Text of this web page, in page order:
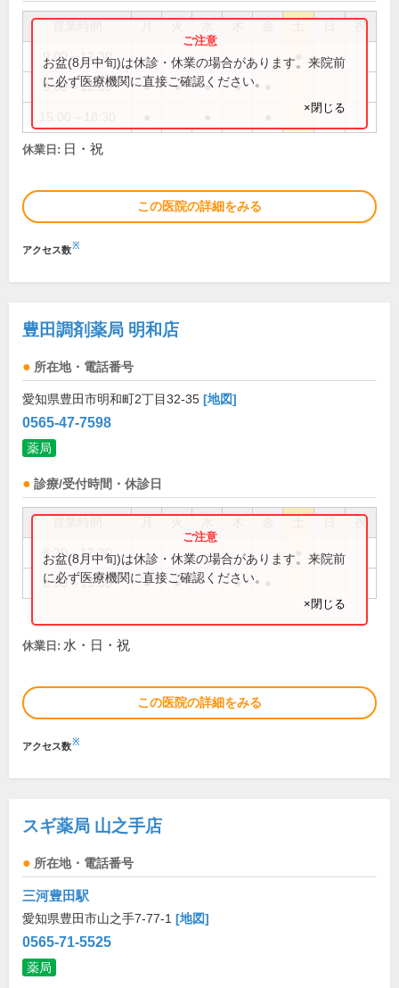
祝
9:00～12:30
9:00～13:00 ● ● ● ●
お盆(8月中旬)は休診・休業の場合があります。来院前
に必ず医療機関に直接ご確認ください。
×閉じる
休業日: 日・祝
この医院の詳細をみる
アクセス数※
豊田調剤薬局 明和店
所在地・電話番号
愛知県豊田市明和町2丁目32-35 [地図]
0565-47-7598
薬局
診療/受付時間・休診日
祝
8:30～12:30
8:30～19:00 ● ● ●
お盆(8月中旬)は休診・休業の場合があります。来院前
に必ず医療機関に直接ご確認ください。
×閉じる
休業日: 水・日・祝
この医院の詳細をみる
アクセス数※
スギ薬局 山之手店
所在地・電話番号
三河豊田駅
愛知県豊田市山之手7-77-1 [地図]
0565-71-5525
薬局